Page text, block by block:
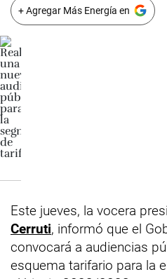
+ Agregar Más Energía en
Este jueves, la vocera
Cerruti, informó que el
convocará a audiencias
esquema tarifario para la